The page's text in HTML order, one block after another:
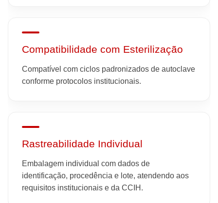
Compatibilidade com Esterilização
Compatível com ciclos padronizados de autoclave
conforme protocolos institucionais.
Rastreabilidade Individual
Embalagem individual com dados de
identificação, procedência e lote, atendendo aos
requisitos institucionais e da CCIH.